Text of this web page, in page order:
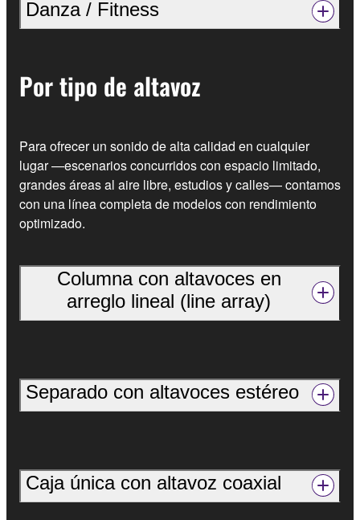
Danza / Fitness
Por tipo de altavoz
Para ofrecer un sonido de alta calidad en cualquier
lugar —escenarios concurridos con espacio limitado,
grandes áreas al aire libre, estudios y calles— contamos
con una línea completa de modelos con rendimiento
optimizado.
Columna con altavoces en
arreglo lineal (line array)
Separado con altavoces estéreo
Caja única con altavoz coaxial